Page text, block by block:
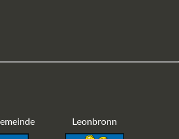
Leonbronn